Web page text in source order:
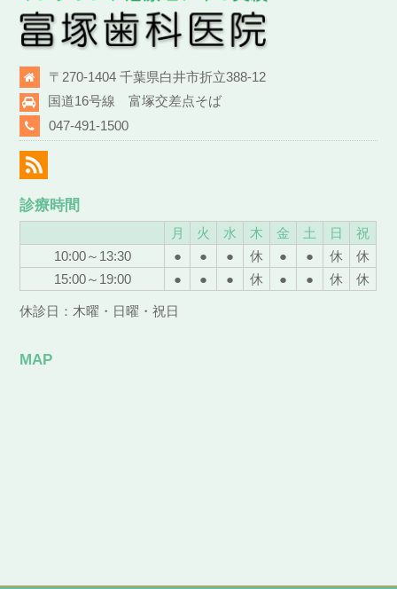
〒270-1404 千葉県白井市折立388-12
国道16号線 富塚交差点そば
047-491-1500
診療時間
月 火 水 木 金 土 日
祝
10:00～13:30
● ● ● 休 ● ● 休
休
15:00～19:00
● ● ● 休 ● ● 休 休
休診日：木曜・日曜・祝日
MAP